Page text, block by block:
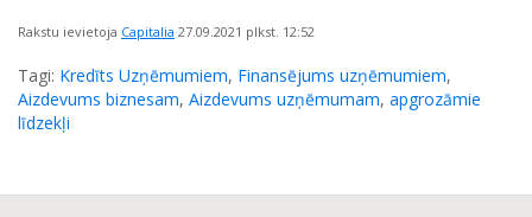
Rakstu ievietoja Capitalia 27.09.2021 plkst. 12:52
Tagi: Kredīts Uzņēmumiem, Finansējums uzņēmumiem,
Aizdevums biznesam, Aizdevums uzņēmumam, apgrozāmie
līdzekļi